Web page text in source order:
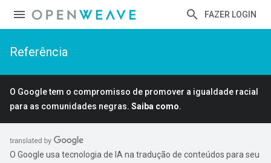
FAZER LOGIN
Referência
O Google tem o compromisso de promover a igualdade racial
para as comunidades negras. Saiba como.
O Google usa tecnologia de IA na tradução de conteúdos para seu